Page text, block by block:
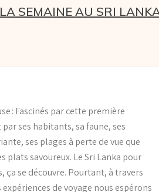
SEMAINE AU SRI
: Fascinés par cette première
ses habitants, sa faune, ses
ses plages à perte de vue que
plats savoureux. Le Sri Lanka pour
ça se découvre. Pourtant, à travers
de voyage nous espérons